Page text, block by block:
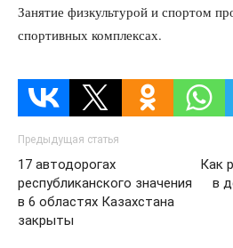
Занятие физкультурой и спортом
спортивных комплексах.
Предыдущая статья
17 автодорогах
республиканского значения
в 6 областях Казахстана
закрыты
Как
в